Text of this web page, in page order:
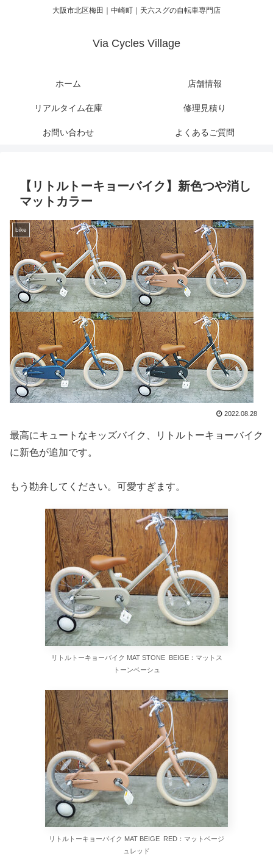
大阪市北区梅田｜中崎町｜天六スグの自転車専門店
Via Cycles Village
ホーム 店舗情報
リアルタイム在庫 修理見積り
お問い合わせ よくあるご質問
【リトルトーキョーバイク】新色つや消し
マットカラー
bike
2022.08.28
最高にキュートなキッズバイク、リトルトーキョーバイク
に新色が追加です。
もう勘弁してください。可愛すぎます。
リトルトーキョーバイク MAT STONE BEIGE：マットス
トーンベーシュ
リトルトーキョーバイク MAT BEIGE RED：マットベージ
ュレッド